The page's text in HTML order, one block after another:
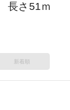
長さ51ｍ
新着順